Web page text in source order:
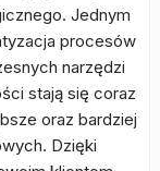
Jednym
procesów
narzędzi
stają się coraz
oraz bardziej
Dzięki